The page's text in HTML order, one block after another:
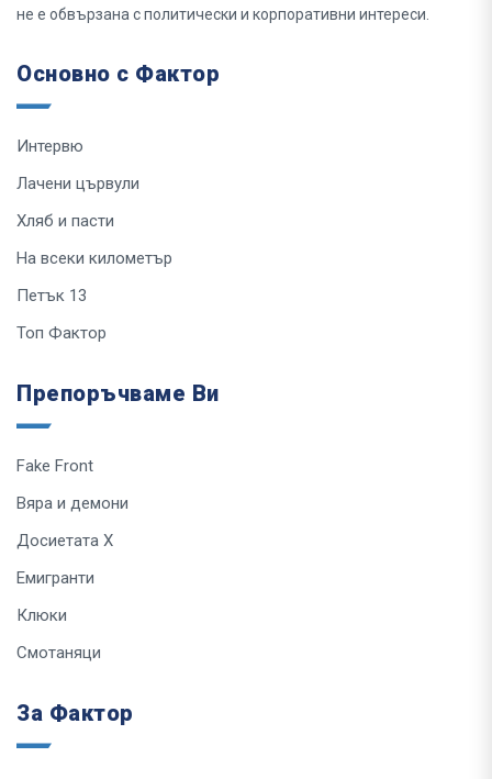
не е обвързана с политически и корпоративни интереси.
Основно с Фактор
Интервю
Лачени цървули
Хляб и пасти
На всеки километър
Петък 13
Топ Фактор
Препоръчваме Ви
Fake Front
Вяра и демони
Досиетата Х
Емигранти
Клюки
Смотаняци
За Фактор